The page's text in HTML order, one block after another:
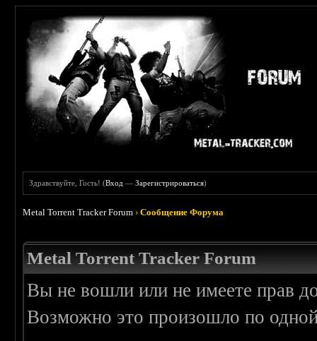
Здравствуйте, Гость! (Вход —Зарегистрироваться)
Metal Torrent Tracker Forum ›Сообщение Форума
Metal Torrent Tracker Forum
Вы не вошли или не имеете прав
Возможно это произошло по